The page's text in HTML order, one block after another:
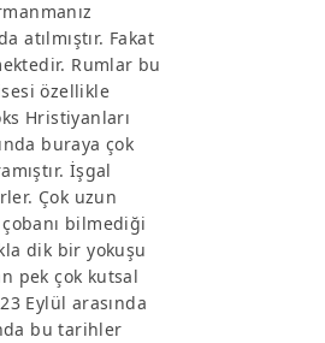
atılmıştır. Fakat
Rumlar bu
özellikle
Hristiyanları
buraya çok
İşgal
Çok uzun
bilmediği
dik bir yokuşu
pek çok kutsal
Eylül arasında
bu tarihler